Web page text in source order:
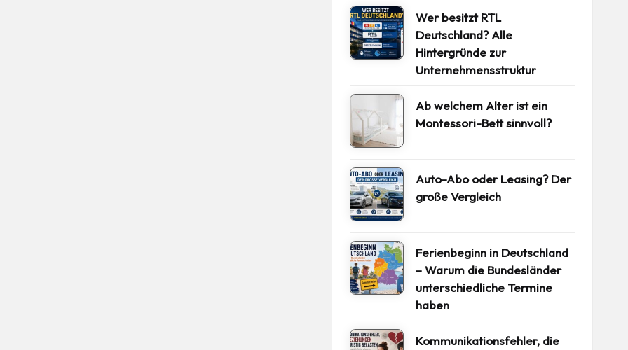
Wer besitzt RTL
Deutschland? Alle
Hintergründe zur
Unternehmensstruktur
Ab welchem Alter ist ein
Montessori-Bett sinnvoll?
Auto-Abo oder Leasing? Der
große Vergleich
Ferienbeginn in Deutschland
– Warum die Bundesländer
unterschiedliche Termine
haben
Kommunikationsfehler, die